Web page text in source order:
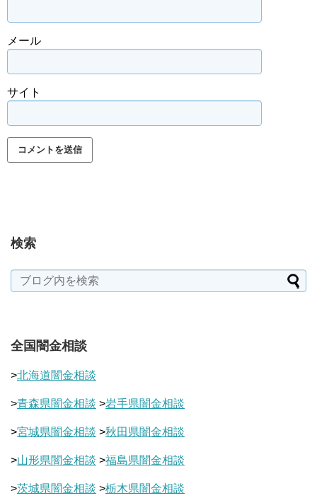
メール
サイト
検索
全国闇金相談
>北海道闇金相談
>青森県闇金相談 >岩手県闇金相談
>宮城県闇金相談 >秋田県闇金相談
>山形県闇金相談 >福島県闇金相談
>茨城県闇金相談 >栃木県闇金相談